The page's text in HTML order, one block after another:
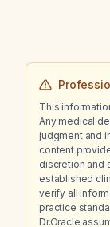
This
Any medical
judgment and
content
discretion and
established
verify all
practice
Dr.Oracle